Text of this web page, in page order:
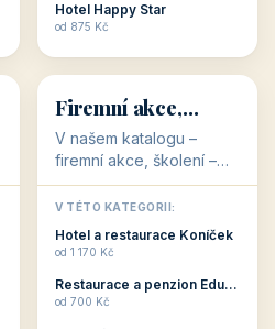
Hotel Happy Star
od 875 Kč
💼
💼
31 objektů
Firemní akce,
školení
V našem katalogu –
firemní akce, školení –
jsou pro Vás připraveny
objekty, které mají
zkušenosti pořádat i
menší firemní akce a
ob...
V TÉTO KATEGORII:
Hotel a restaurace Koníček
od 1 170 Kč
Restaurace a penzion Eduard
od 700 Kč